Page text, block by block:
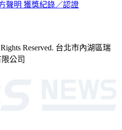
聲明 獲獎紀錄／認證
Reserved. 台北市內湖區瑞
公司